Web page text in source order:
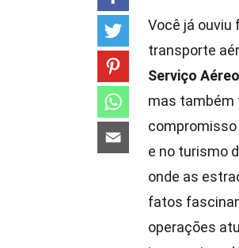
Você já ouviu
transporte
Serviço
mas também
compromisso
e no turismo
onde as
fatos
operações